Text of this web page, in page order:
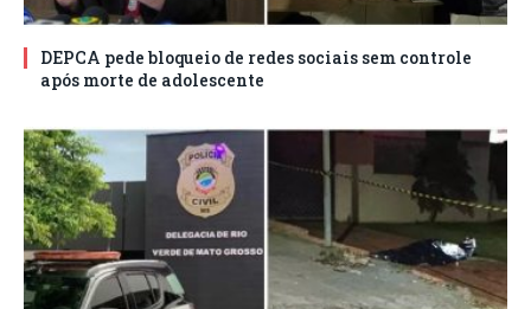
DEPCA pede bloqueio de redes sociais sem controle
após morte de adolescente